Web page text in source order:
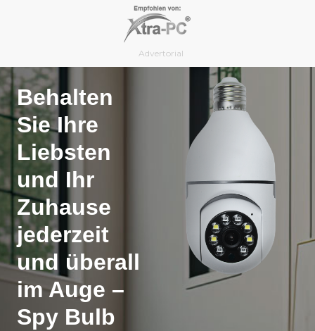
Advertorial
Behalten
Sie Ihre
Liebsten
und Ihr
Zuhause
jederzeit
und überall
im Auge –
Spy Bulb